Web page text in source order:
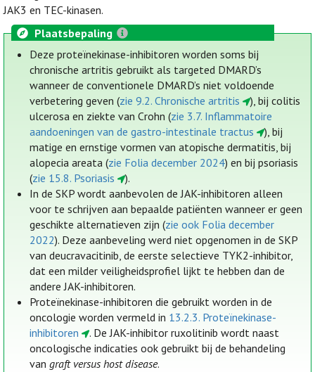
JAK3 en TEC-kinasen.
Plaatsbepaling
Deze proteïnekinase-inhibitoren worden soms bij
chronische artritis gebruikt als targeted DMARD’s
wanneer de conventionele DMARD’s niet voldoende
verbetering geven (zie 9.2. Chronische artritis
), bij colitis
ulcerosa en ziekte van Crohn (zie 3.7. Inflammatoire
aandoeningen van de gastro-intestinale tractus
), bij
matige en ernstige vormen van atopische dermatitis, bij
alopecia areata (zie Folia december 2024) en bij psoriasis
(zie 15.8. Psoriasis
).
In de SKP wordt aanbevolen de JAK-inhibitoren alleen
voor te schrijven aan bepaalde patiënten wanneer er geen
geschikte alternatieven zijn (zie ook Folia december
2022). Deze aanbeveling werd niet opgenomen in de SKP
van deucravacitinib, de eerste selectieve TYK2-inhibitor,
dat een milder veiligheidsprofiel lijkt te hebben dan de
andere JAK-inhibitoren.
Proteïnekinase-inhibitoren die gebruikt worden in de
oncologie worden vermeld in 13.2.3. Proteïnekinase-
inhibitoren
. De JAK-inhibitor ruxolitinib wordt naast
oncologische indicaties ook gebruikt bij de behandeling
vangraft versus host disease.